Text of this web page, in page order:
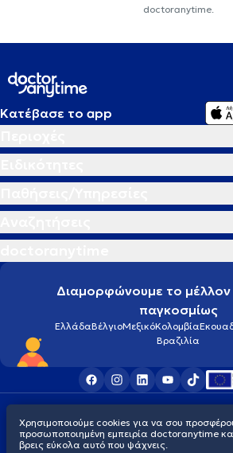
doctoranytime.
Κατέβασε το app
Διαμορφώνουμε το μέλλον
παγκοσμίως
ΕλλάδαΒέλγιοΜεξικόΚολομβία
Βραζιλία
© 2026 doctoranytime
Χρησιμοποιούμε cookies για να σου
προσωποποιημένη εμπειρία doctoranytime
βρεις εύκολα αυτό που ψάχνεις.